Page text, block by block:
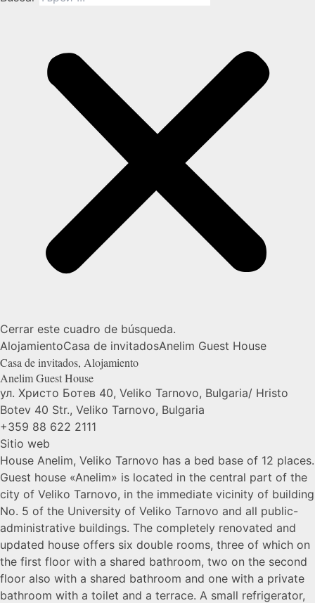
Cerrar este cuadro de búsqueda.
AlojamientoCasa de invitadosAnelim Guest House
Casa de invitados, Alojamiento
Anelim GuestHouse
ул. Христо Ботев 40, Veliko Tarnovo, Bulgaria/ Hristo
Botev 40 Str., Veliko Tarnovo, Bulgaria
+359 88 622 2111
Sitio web
House Anelim, Veliko Tarnovo has a bed base of 12 places.
Guest house «Anelim» is located in the central part of the
city of Veliko Tarnovo, in the immediate vicinity of building
No. 5 of the University of Veliko Tarnovo and all public-
administrative buildings. The completely renovated and
updated house offers six double rooms, three of which on
the first floor with a shared bathroom, two on the second
floor also with a shared bathroom and one with a private
bathroom with a toilet and a terrace. A small refrigerator,